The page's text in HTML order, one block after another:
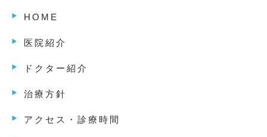
HOME
医院紹介
ドクター紹介
治療方針
アクセス・診療時間